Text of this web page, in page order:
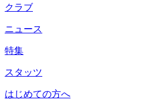
クラブ
ニュース
特集
スタッツ
はじめての方へ